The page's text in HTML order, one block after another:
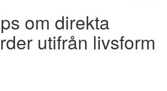
om direkta
utifrån livsform